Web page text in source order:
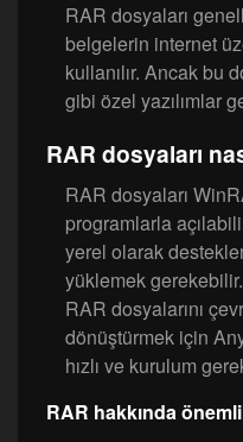
RAR dosyaları
belgelerin internet
kullanılır. Ancak bu
gibi özel yazılımlar
RAR dosyaları
RAR dosyaları
programlarla
yerel olarak
yüklemek gerekebilir.
RAR dosyalarını
dönüştürmek için
hızlı ve kurulum
RAR hakkında